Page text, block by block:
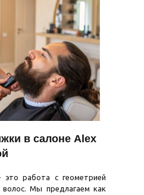
работа с геометрией
волос. Мы предлагаем как
в салоне Alex